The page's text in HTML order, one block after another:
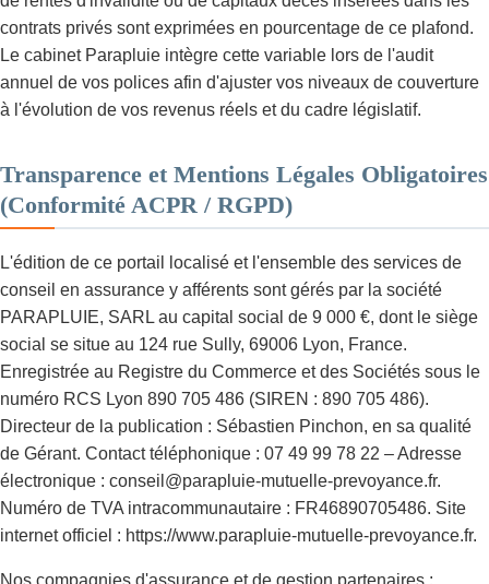
contrats privés sont exprimées en pourcentage de ce plafond.
Le cabinet Parapluie intègre cette variable lors de l'audit
annuel de vos polices afin d'ajuster vos niveaux de couverture
à l'évolution de vos revenus réels et du cadre législatif.
Transparence et Mentions Légales Obligatoires
(Conformité ACPR / RGPD)
L'édition de ce portail localisé et l'ensemble des services de
conseil en assurance y afférents sont gérés par la société
PARAPLUIE, SARL au capital social de 9 000 €, dont le siège
social se situe au 124 rue Sully, 69006 Lyon, France.
Enregistrée au Registre du Commerce et des Sociétés sous le
numéro RCS Lyon 890 705 486 (SIREN : 890 705 486).
Directeur de la publication : Sébastien Pinchon, en sa qualité
de Gérant. Contact téléphonique : 07 49 99 78 22 – Adresse
électronique : conseil@parapluie-mutuelle-prevoyance.fr.
Numéro de TVA intracommunautaire : FR46890705486. Site
internet officiel : https://www.parapluie-mutuelle-prevoyance.fr.
Nos compagnies d'assurance et de gestion partenaires :